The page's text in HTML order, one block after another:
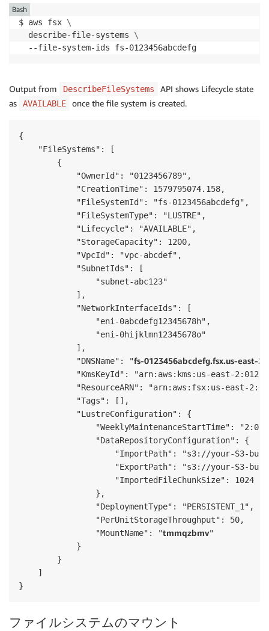
$ aws fsx \
  describe-file-systems
\
  --file-system-ids fs-0123456abcdefg
Bash
Output from DescribeFileSystems
API shows Lifecycle state
as
AVAILABLE once the file system is created.
{
"FileSystems": [
{
"OwnerId": "0123456789",
"CreationTime": 1579795074.158,
"FileSystemId": "fs-0123456abcdefg",
"FileSystemType": "LUSTRE",
"Lifecycle": "AVAILABLE",
"StorageCapacity": 1200,
"VpcId": "vpc-abcdef",
"SubnetIds": [
"subnet-abc123"
],
"NetworkInterfaceIds": [
"eni-0abcdefg12345678h",
"eni-0hijklmn12345678o"
],
"DNSName": "fs-0123456abcdefg.fsx.us-east-
"KmsKeyId": "arn:aws:kms:us-east-
"ResourceARN": "arn:aws:fsx:us-east-
"Tags": [],
"LustreConfiguration": {
"WeeklyMaintenanceStartTime":
"DataRepositoryConfiguration": {
"ImportPath": "s3://your-S3-
"ExportPath": "s3://your-S3-bucket/
"ImportedFileChunkSize": 1024
},
"DeploymentType": "PERSISTENT_1",
"PerUnitStorageThroughput": 50,
"MountName": "tmmqzbmv"
}
}
]
}
ファイルシステムのマウント